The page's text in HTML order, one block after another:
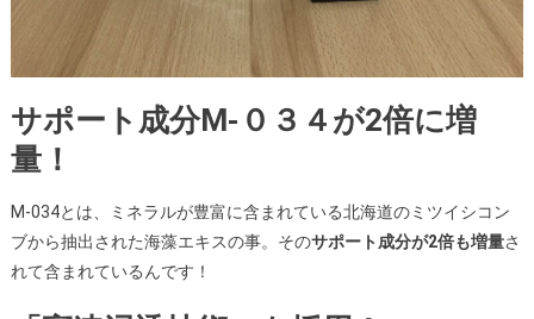
サポート成分M-０３４が2倍に増
量！
M-034とは、ミネラルが豊富に含まれている北海道のミツイシコン
ブから抽出された海藻エキスの事。そのサポート成分が2倍も増量さ
れて含まれているんです！